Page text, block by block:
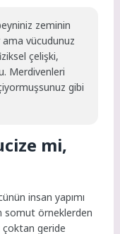
zeminin
ama vücudunuz
çelişki,
Merdivenleri
gibi
mi,
insan yapımı
somut örneklerden
çoktan geride